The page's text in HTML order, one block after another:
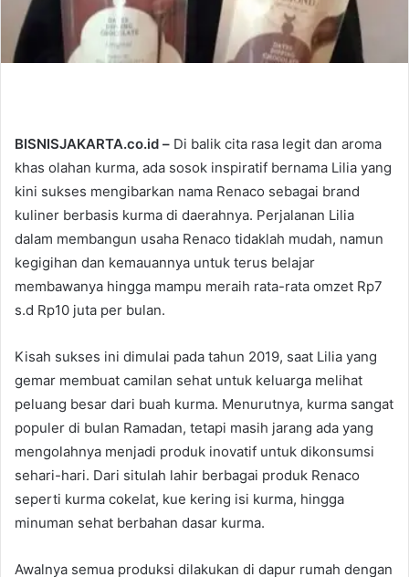
BISNISJAKARTA.co.id – Di balik cita rasa legit dan aroma
khas olahan kurma, ada sosok inspiratif bernama Lilia yang
kini sukses mengibarkan nama Renaco sebagai brand
kuliner berbasis kurma di daerahnya. Perjalanan Lilia
dalam membangun usaha Renaco tidaklah mudah, namun
kegigihan dan kemauannya untuk terus belajar
membawanya hingga mampu meraih rata-rata omzet Rp7
s.d Rp10 juta per bulan.
Kisah sukses ini dimulai pada tahun 2019, saat Lilia yang
gemar membuat camilan sehat untuk keluarga melihat
peluang besar dari buah kurma. Menurutnya, kurma sangat
populer di bulan Ramadan, tetapi masih jarang ada yang
mengolahnya menjadi produk inovatif untuk dikonsumsi
sehari-hari. Dari situlah lahir berbagai produk Renaco
seperti kurma cokelat, kue kering isi kurma, hingga
minuman sehat berbahan dasar kurma.
Awalnya semua produksi dilakukan di dapur rumah dengan